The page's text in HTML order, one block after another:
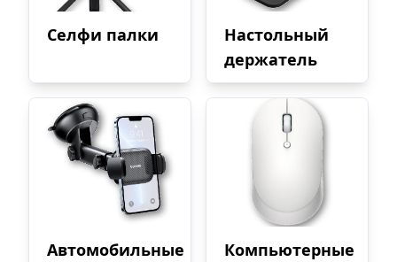
Селфи палки
Настольный
держатель
Автомобильные
Компьютерные